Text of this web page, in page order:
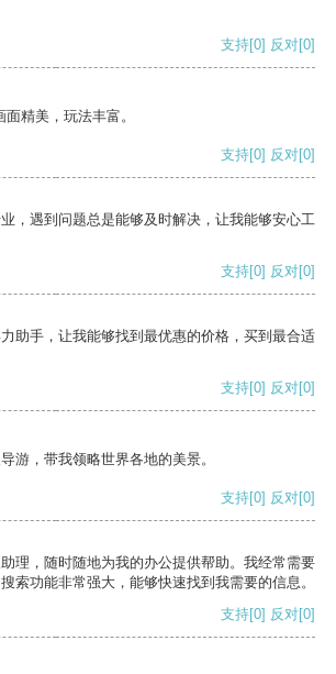
支持[0] 反对[0]
精美，玩法丰富。
支持[0] 反对[0]
，遇到问题总是能够及时解决，让我能够安心工
支持[0] 反对[0]
助手，让我能够找到最优惠的价格，买到最合适
支持[0] 反对[0]
游，带我领略世界各地的美景。
支持[0] 反对[0]
理，随时随地为我的办公提供帮助。我经常需要
索功能非常强大，能够快速找到我需要的信息。
支持[0] 反对[0]